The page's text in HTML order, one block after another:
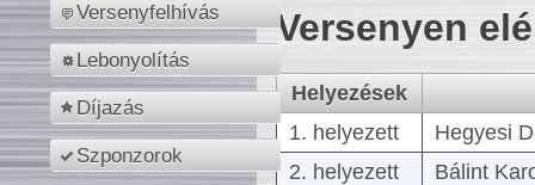
Versenyfelhívás
Lebonyolítás
Díjazás
Szponzorok
Versenyen
Helyezések
1. helyezett
Hegyesi
2. helyezett
Bálint